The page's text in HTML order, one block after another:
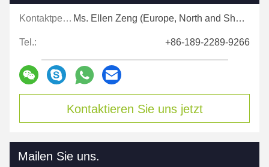
Kontaktpersonen: Ms. Ellen Zeng (Europe, North and Shouth America)
Tel.: +86-189-2289-9266
Kontaktieren Sie uns jetzt
Mailen Sie uns.